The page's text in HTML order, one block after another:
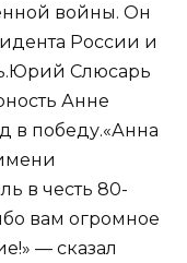
войны. Он
России и
Слюсарь
Анне
в победу.«Анна
в честь 80-
вам огромное
— сказал